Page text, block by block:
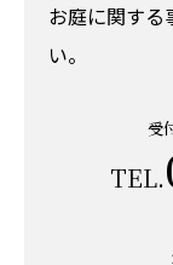
お庭に関する
い。
受
TEL.